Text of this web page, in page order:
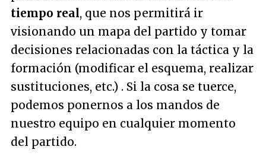
tiempo real, que nos permitirá ir
visionando un mapa del partido y tomar
decisiones relacionadas con la táctica y la
formación (modificar el esquema, realizar
sustituciones, etc.) . Si la cosa se tuerce,
podemos ponernos a los mandos de
nuestro equipo en cualquier momento
del partido.